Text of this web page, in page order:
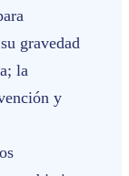
gravedad
la
y